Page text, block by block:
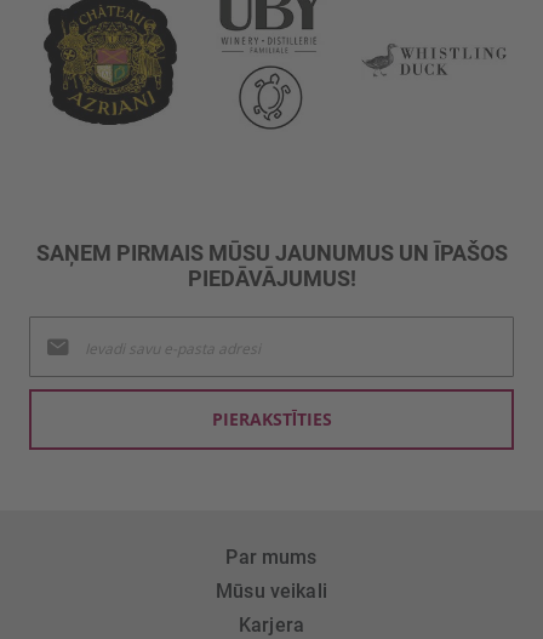
SAŅEM PIRMAIS MŪSU JAUNUMUS UN ĪPAŠOS
PIEDĀVĀJUMUS!
jaunumu
saņemšanai:
PIERAKSTĪTIES
Par mums
Mūsu veikali
Karjera